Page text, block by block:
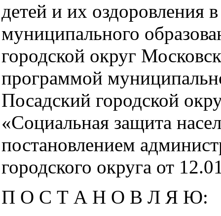
детей и их оздоровления
муниципального
городской округ
программой
Посадский городской
«Социальная защита
постановлением
городского округа от
П О С Т А Н О В Л Я Ю: